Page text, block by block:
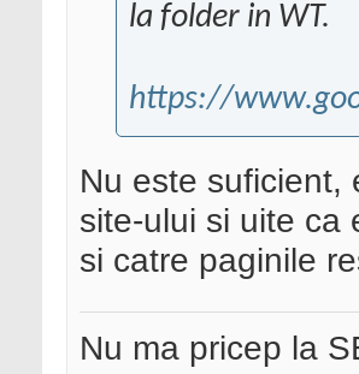
la folder in WT.
https://
Nu este
site-ului si uite ca
si catre paginile
Nu ma pricep la